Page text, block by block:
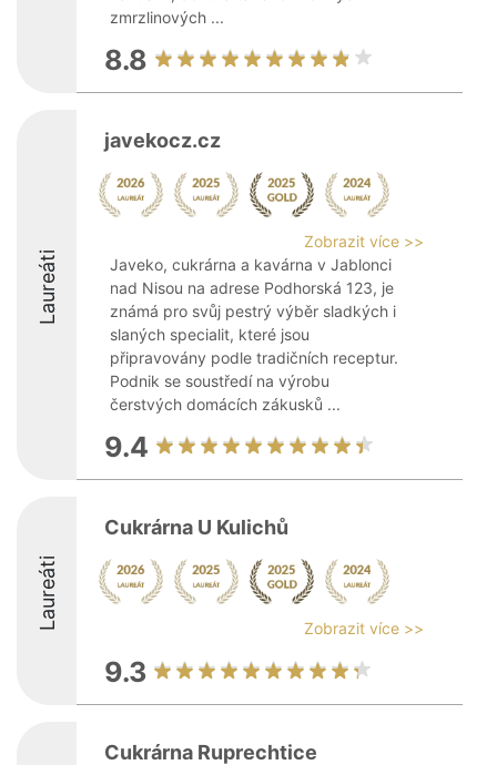
zmrzlinových ...
8.8
Laureáti
javekocz.cz
Zobrazit více >>
Javeko, cukrárna a kavárna v Jablonci
nad Nisou na adrese Podhorská 123, je
známá pro svůj pestrý výběr sladkých i
slaných specialit, které jsou
připravovány podle tradičních receptur.
Podnik se soustředí na výrobu
čerstvých domácích zákusků ...
9.4
Laureáti
Cukrárna U Kulichů
Zobrazit více >>
9.3
Cukrárna Ruprechtice